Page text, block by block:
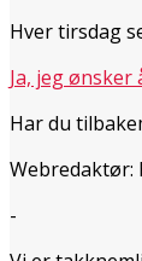
Hver tirsdag
Ja, jeg
Har du
Webredaktør:
-